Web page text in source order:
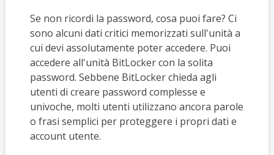
Se non ricordi la password, cosa puoi fare? Ci
sono alcuni dati critici memorizzati sull'unità a
cui devi assolutamente poter accedere. Puoi
accedere all'unità BitLocker con la solita
password. Sebbene BitLocker chieda agli
utenti di creare password complesse e
univoche, molti utenti utilizzano ancora parole
o frasi semplici per proteggere i propri dati e
account utente.